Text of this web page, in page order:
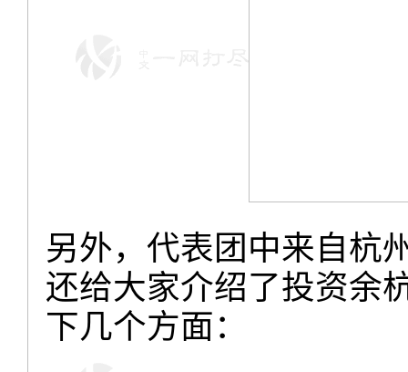
另外，代表团中来自杭
还给大家介绍了投资余
下几个方面：